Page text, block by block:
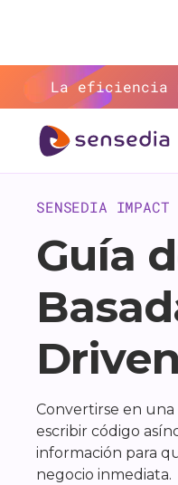
La eficiencia
>
SENSEDIA IMPACT
Guía
Driven
Convertirse en
escribir código
información para
negocio inmediata.